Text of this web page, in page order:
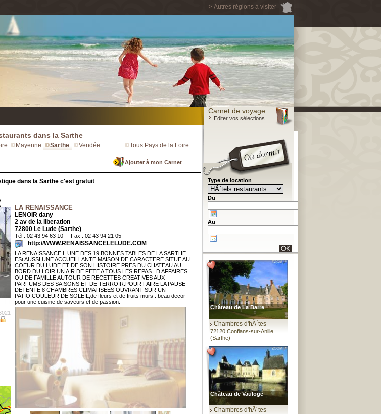
> Autres régions à visiter
Carnet de voyage
Editer vos sélections
dans la Sarthe
Mayenne Sarthe Vendée Tous Pays de la Loire
Ajouter à mon Carnet
dans la Sarthe c'est gratuit
LA RENAISSANCE
LENOIR dany
2 av de la liberation
72800 Le Lude (Sarthe)
Tél : 02 43 94 63 10 - Fax : 02 43 94 21 05
http://WWW.RENAISSANCELELUDE.COM
LA RENAISSANCE L UNE DES 19 BONNES TABLES DE LA SARTHE
ESt AUSSI UNE ACCUEILLANTE MAISON DE CARACTERE SITUE AU
COEUR DU LUDE ET DE SON HISTOIRE.PRES DU CHATEAU AU
BORD DU LOIR.UN AIR DE FETE A TOUS LES REPAS...D AFFAIRES
OU DE FAMILLE AUTOUR DE RECETTES CREATIVES AUX
PARFUMS DES SAISONS ET DE TERROIR.POUR FAIRE LA PAUSE
DETENTE 8 CHAMBRES CLIMATISEES OUVRANT SUR UN
PATIO.COULEUR DE SOLEIL,de fleurs et de fruits murs ..beau decor
pour une cuisine de saveurs et de passion.
Type de location
Du
Au
Château de La Barre
Chambres d'hÃ´tes
72120 Conflans-sur-Anille
(Sarthe)
Château de Vaulogé
Chambres d'hÃ´tes